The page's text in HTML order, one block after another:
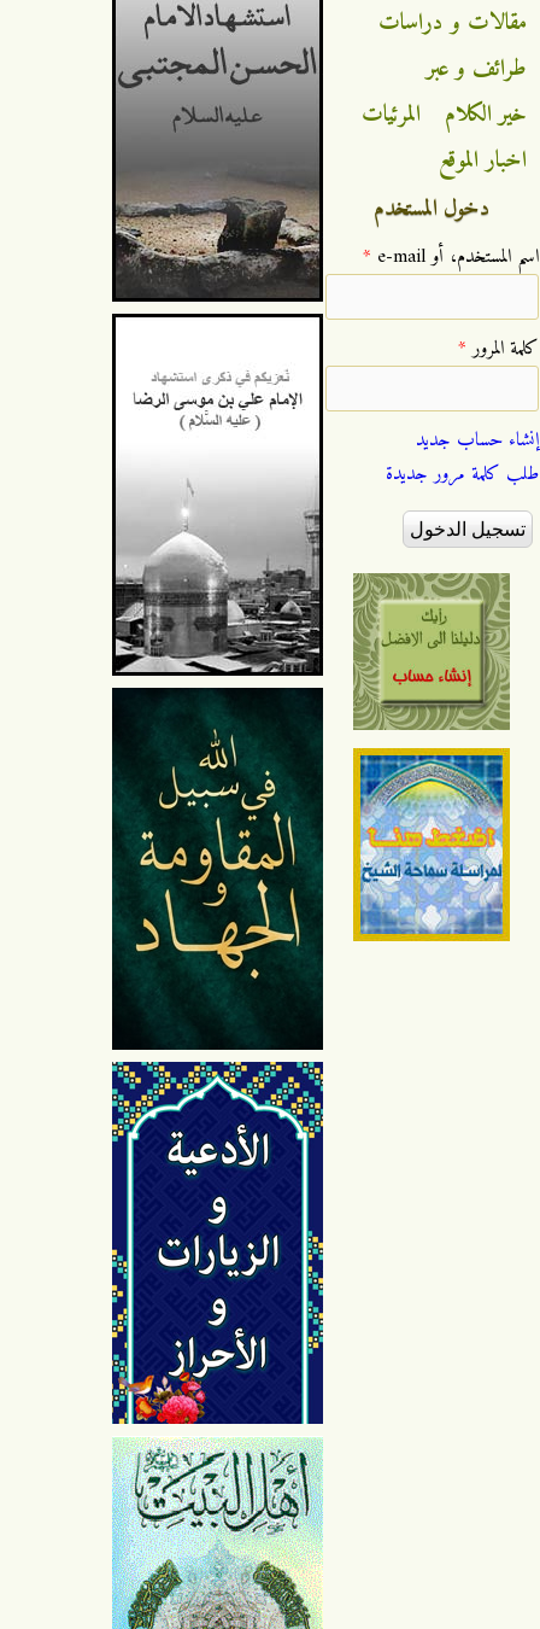
مقالات و دراسات
طرائف و عبر
خير الكلام
المرئيات
اخبار الموقع
دخول المستخدم
‏اسم المستخدم، أو e-mail ‏ *
‏كلمة المرور ‏*
إنشاء حساب جديد
طلب كلمة مرور جديدة